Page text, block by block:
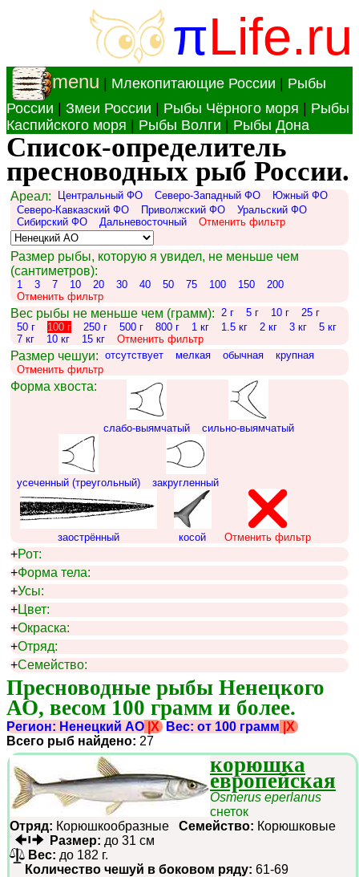
πLife.ru
menu Млекопитающие России
Рыбы
России
Змеи России Рыбы Чёрного моря
Рыбы
Каспийского моря
Рыбы Волги Рыбы Дона
Список-определитель
пресноводных рыб России.
Ареал: Центральный ФО Северо-Западный ФО
Южный ФО
Северо-Кавказский ФО
Приволжский ФО
Уральский ФО
Сибирский ФО
Дальневосточный Отменить фильтр
Размер рыбы, которую я увидел, не меньше чем
(сантиметров):
1 3 7 10 20 30 40 50 75 100 150
200
Отменить фильтр
Вес рыбы не меньше чем (грамм): 2 г 5 г 10 г
25 г
50 г
100 г 250 г 500 г 800 г 1 кг 1.5 кг 2 кг 3 кг
5 кг
7 кг
10 кг 15 кг Отменить фильтр
Размер чешуи: отсутствует мелкая обычная
крупная
Отменить фильтр
Форма хвоста:
слабо-выямчатый сильно-выямчатый
усеченный (треугольный) закругленный
заострённый косой Отменить фильтр
+Рот:
+Форма тела:
+Усы:
+Цвет:
+Окраска:
+Отряд:
+Семейство:
Пресноводные рыбы Ненецкого
АО, весом 100 грамм и более.
Регион: Ненецкий АО |X Вес: от 100 грамм |X
Всего рыб найдено: 27
корюшка
европейская
Osmerus eperlanus
снеток
Отряд: Корюшкообразные Семейство: Корюшковые
Размер: до 31 см
Вес: до 182 г.
Количество чешуй в боковом ряду: 61-69